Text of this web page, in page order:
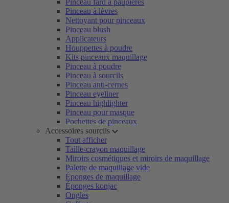
Pinceau fard à paupières
Pinceau à lèvres
Nettoyant pour pinceaux
Pinceau blush
Applicateurs
Houppettes à poudre
Kits pinceaux maquillage
Pinceau à poudre
Pinceau à sourcils
Pinceau anti-cernes
Pinceau eyeliner
Pinceau highlighter
Pinceau pour masque
Pochettes de pinceaux
Accessoires sourcils
Tout afficher
Taille-crayon maquillage
Miroirs cosmétiques et miroirs de maquillage
Palette de maquillage vide
Éponges de maquillage
Éponges konjac
Ongles